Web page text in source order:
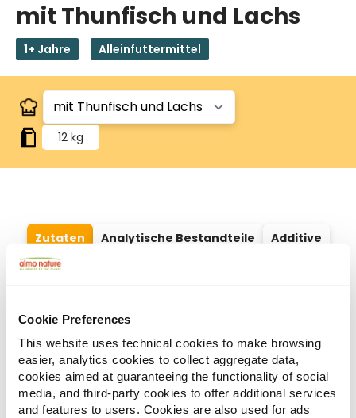
Cookie Preferences
This website uses technical cookies to make browsing
easier, analytics cookies to collect aggregate data,
cookies aimed at guaranteeing the functionality of social
media, and third-party cookies to offer additional services
and features to users. Cookies are also used for ads
mit Thunfisch und Lachs
1+ Jahre Alleinfuttermittel
12 kg
Zutaten Analytische Bestandteile Additive
Fleisch und tierische Nebenerzeugnisse 39,2%,
Fischnebenerzeugnisse (getrockneter Thunfisch**
8%, getrockneter Lachs** 8%), Öle und Fette
(Hühnerfett 5%), pflanzliche Nebenerzeugnisse
(Zellulose* 0,5%, Inulin aus Zichorie, eine Quelle von
FOS-0,1%), Hefen, Mineralstoffe. *Natürliche
Inhaltsstoffe. **Natürliche Quelle von Omega-3.